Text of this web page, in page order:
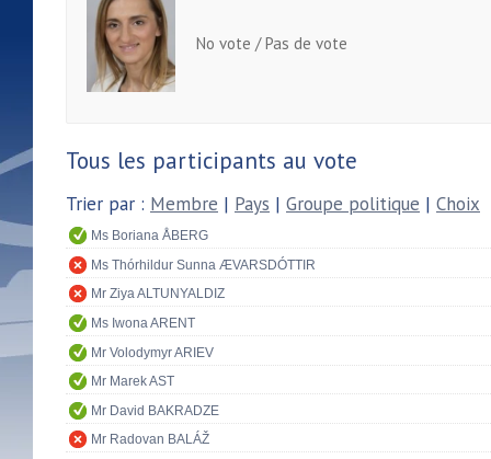
No vote / Pas de vote
Tous les participants au vote
Trier par : Membre | Pays | Groupe politique | Choix
Ms Boriana ÅBERG
Ms Thórhildur Sunna ÆVARSDÓTTIR
Mr Ziya ALTUNYALDIZ
Ms Iwona ARENT
Mr Volodymyr ARIEV
Mr Marek AST
Mr David BAKRADZE
Mr Radovan BALÁŽ